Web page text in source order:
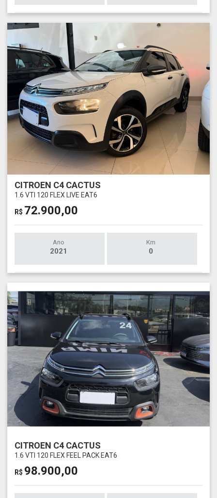
CITROEN C4 CACTUS
1.6 VTI 120 FLEX LIVE EAT6
R$ 72.900,00
Ano
2021
Km
0
CITROEN C4 CACTUS
1.6 VTI 120 FLEX FEEL PACK EAT6
R$ 98.900,00